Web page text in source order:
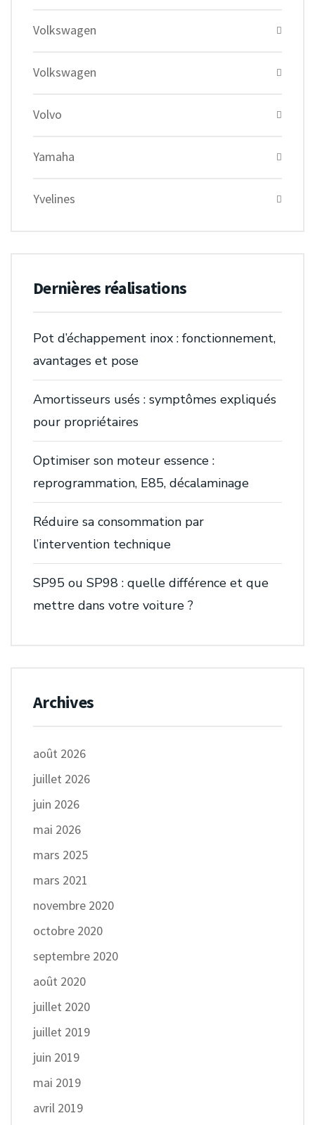
Volkswagen
Volkswagen
Volvo
Yamaha
Yvelines
Dernières réalisations
Pot d’échappement inox : fonctionnement,
avantages et pose
Amortisseurs usés : symptômes expliqués
pour propriétaires
Optimiser son moteur essence :
reprogrammation, E85, décalaminage
Réduire sa consommation par
l’intervention technique
SP95 ou SP98 : quelle différence et que
mettre dans votre voiture ?
Archives
août 2026
juillet 2026
juin 2026
mai 2026
mars 2025
mars 2021
novembre 2020
octobre 2020
septembre 2020
août 2020
juillet 2020
juillet 2019
juin 2019
mai 2019
avril 2019